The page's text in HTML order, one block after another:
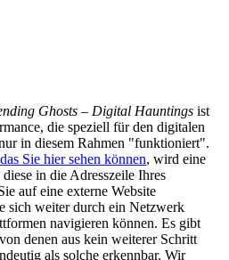
Ghosts – Digital Hauntings ist
die speziell für den digitalen
in diesem Rahmen "funktioniert".
das Sie hier sehen können, wird eine
in die Adresszeile Ihres
auf eine externe Website
sich weiter durch ein Netzwerk
navigieren können. Es gibt
denen aus kein weiterer Schritt
als solche erkennbar. Wir